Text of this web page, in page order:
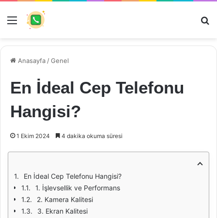
Menü
Anasayfa /Genel
En İdeal Cep Telefonu
Hangisi?
1 Ekim 2024 4 dakika okuma süresi
En İdeal Cep Telefonu Hangisi?
1. İşlevsellik ve Performans
2. Kamera Kalitesi
3. Ekran Kalitesi